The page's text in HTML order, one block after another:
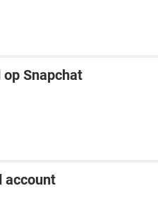
Snapchat
account